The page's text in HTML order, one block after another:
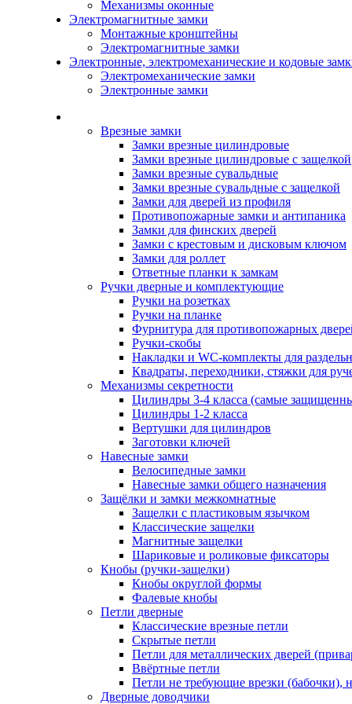
Механизмы оконные
Электромагнитные замки
Монтажные кронштейны
Электромагнитные замки
Электронные, электромеханические и кодовые
Электромеханические замки
Электронные замки
Врезные замки
Замки врезные цилиндровые
Замки врезные цилиндровые с защелкой
Замки врезные сувальдные
Замки врезные сувальдные с защелкой
Замки для дверей из профиля
Противопожарные замки и антипаника
Замки для финских дверей
Замки с крестовым и дисковым ключом
Замки для роллет
Ответные планки к замкам
Ручки дверные и комплектующие
Ручки на розетках
Ручки на планке
Фурнитура для противопожарных
Ручки-скобы
Накладки и WC-комплекты для
Квадраты, переходники, стяжки для
Механизмы секретности
Цилиндры 3-4 класса (самые
Цилиндры 1-2 класса
Вертушки для цилиндров
Заготовки ключей
Навесные замки
Велосипедные замки
Навесные замки общего назначения
Защёлки и замки межкомнатные
Защелки с пластиковым язычком
Классические защелки
Магнитные защелки
Шариковые и роликовые фиксаторы
Кнобы (ручки-защелки)
Кнобы округлой формы
Фалевые кнобы
Петли дверные
Классические врезные петли
Скрытые петли
Петли для металлических дверей
Ввёртные петли
Петли не требующие врезки (бабочки),
Дверные доводчики